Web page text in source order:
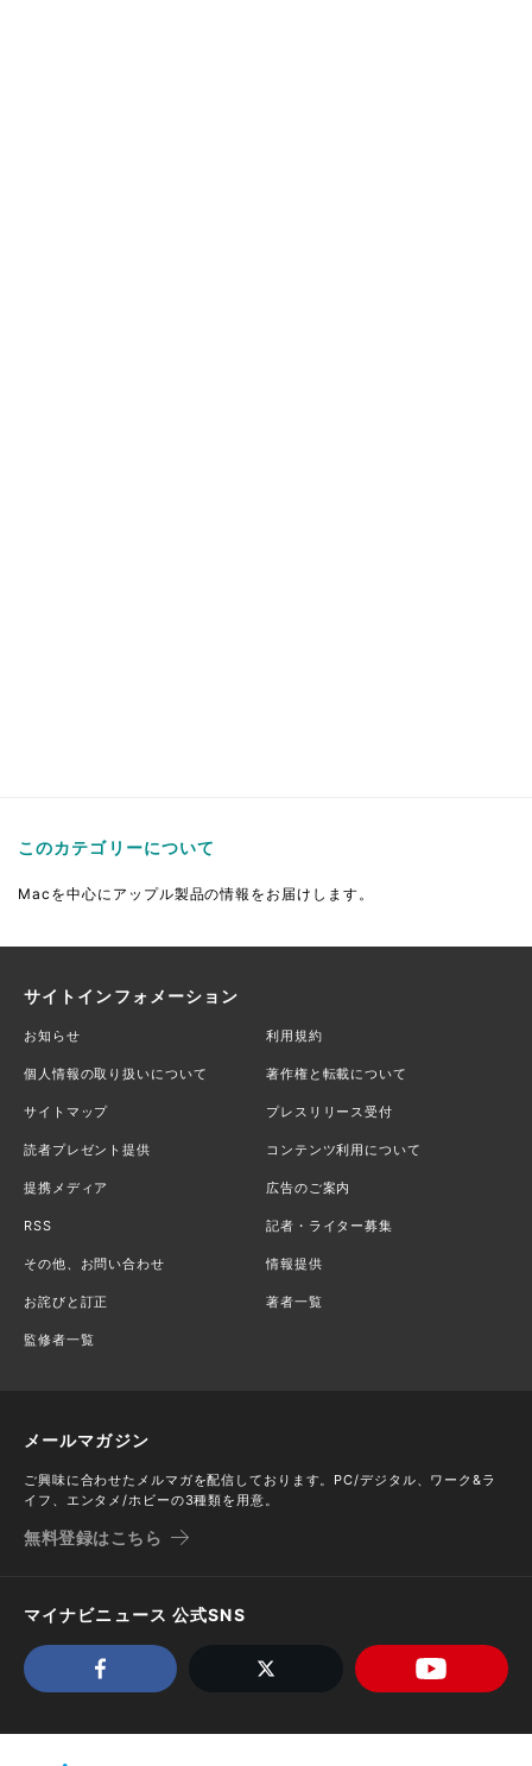
このカテゴリーについて
Macを中心にアップル製品の情報をお届けします。
サイトインフォメーション
お知らせ 利用規約
個人情報の取り扱いについて 著作権と転載について
サイトマップ プレスリリース受付
読者プレゼント提供 コンテンツ利用について
提携メディア 広告のご案内
RSS 記者・ライター募集
その他、お問い合わせ 情報提供
お詫びと訂正 著者一覧
監修者一覧
メールマガジン
ご興味に合わせたメルマガを配信しております。PC/デジタル、ワーク&ラ
イフ、エンタメ/ホビーの3種類を用意。
無料登録はこちら
マイナビニュース 公式SNS